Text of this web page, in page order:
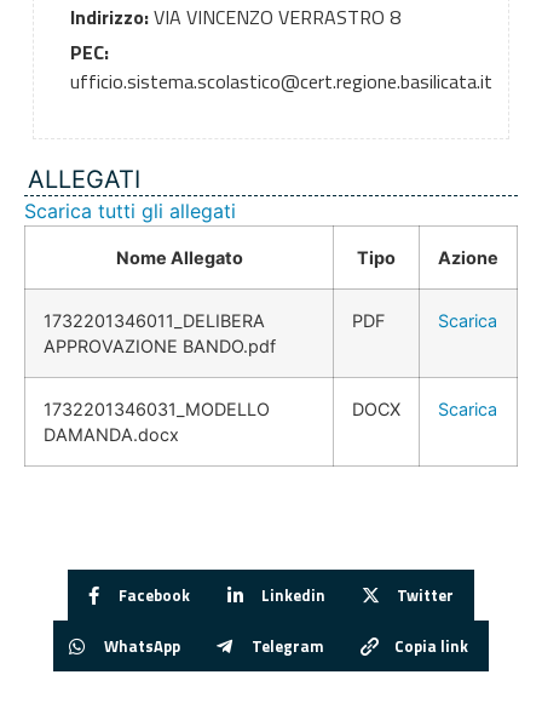
Indirizzo:VIA VINCENZO VERRASTRO 8
PEC:
ufficio.sistema.scolastico@cert.regione.basilicata.it
ALLEGATI
Scarica tutti gli allegati
Nome Allegato Tipo Azione
1732201346011_DELIBERA
APPROVAZIONE BANDO.pdf
PDF Scarica
1732201346031_MODELLO
DAMANDA.docx
DOCX Scarica
Facebook Linkedin Twitter
WhatsApp Telegram Copia link